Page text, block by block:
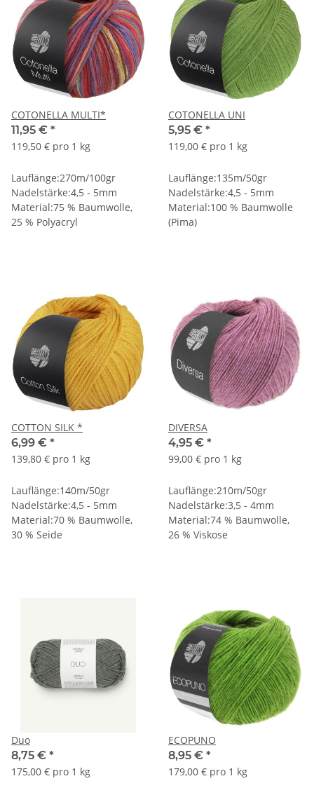
COTONELLA MULTI*
11,95 € *
119,50 € pro 1 kg
Lauflänge:270m/100gr
Nadelstärke:4,5 - 5mm
Material:75 % Baumwolle,
25 % Polyacryl
COTONELLA UNI
5,95 € *
119,00 € pro 1 kg
Lauflänge:135m/50gr
Nadelstärke:4,5 - 5mm
Material:100 % Baumwolle
(Pima)
COTTON SILK *
6,99 € *
139,80 € pro 1 kg
Lauflänge:140m/50gr
Nadelstärke:4,5 - 5mm
Material:70 % Baumwolle,
30 % Seide
DIVERSA
4,95 € *
99,00 € pro 1 kg
Lauflänge:210m/50gr
Nadelstärke:3,5 - 4mm
Material:74 % Baumwolle,
26 % Viskose
Duo
8,75 € *
175,00 € pro 1 kg
ECOPUNO
8,95 € *
179,00 € pro 1 kg